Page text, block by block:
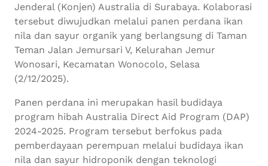
Jenderal (Konjen) Australia di Surabaya. Kolaborasi
tersebut diwujudkan melalui panen perdana ikan
nila dan sayur organik yang berlangsung di Taman
Teman Jalan Jemursari V, Kelurahan Jemur
Wonosari, Kecamatan Wonocolo, Selasa
(2/12/2025).
Panen perdana ini merupakan hasil budidaya
program hibah Australia Direct Aid Program (DAP)
2024-2025. Program tersebut berfokus pada
pemberdayaan perempuan melalui budidaya ikan
nila dan sayur hidroponik dengan teknologi